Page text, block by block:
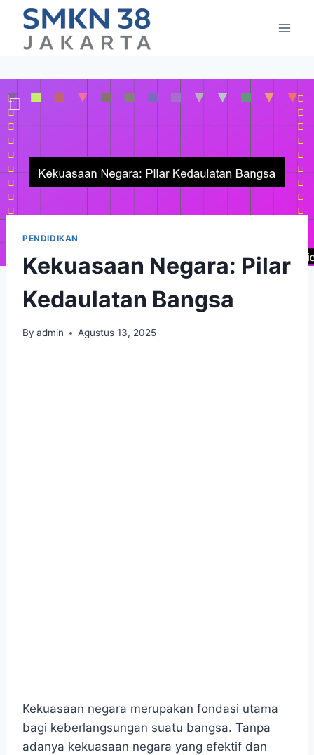
content
PENDIDIKAN
Kekuasaan Negara: Pilar
Kedaulatan Bangsa
By admin Agustus 13, 2025
Kekuasaan negara merupakan fondasi utama
bagi keberlangsungan suatu bangsa. Tanpa
adanya kekuasaan negara yang efektif dan